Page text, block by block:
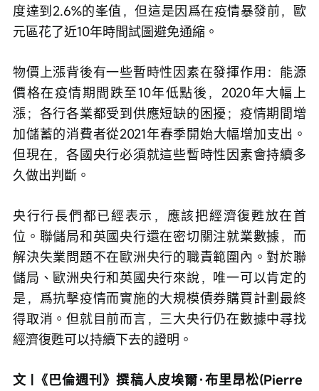
度達到2.6%的峯值，但這是因爲在疫情暴發前，歐
元區花了近10年時間試圖避免通縮。
物價上漲背後有一些暫時性因素在發揮作用：能源
價格在疫情期間跌至10年低點後，2020年大幅上
漲；各行各業都受到供應短缺的困擾；疫情期間增
加儲蓄的消費者從2021年春季開始大幅增加支出。
但現在，各國央行必須就這些暫時性因素會持續多
久做出判斷。
央行行長們都已經表示，應該把經濟復甦放在首
位。聯儲局和英國央行還在密切關注就業數據，而
解決失業問題不在歐洲央行的職責範圍內。對於聯
儲局、歐洲央行和英國央行來說，唯一可以肯定的
是，爲抗擊疫情而實施的大規模債券購買計劃最終
得取消。但就目前而言，三大央行仍在數據中尋找
經濟復甦可以持續下去的證明。
文 |《巴倫週刊》撰稿人皮埃爾·布里昂松(Pierre